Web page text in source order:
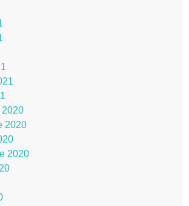
2020
2020
2020